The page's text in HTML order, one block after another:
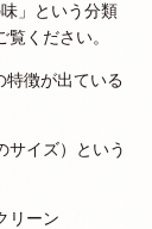
」という分類
ください。
特徴が出ている
サイズ）という
リーン